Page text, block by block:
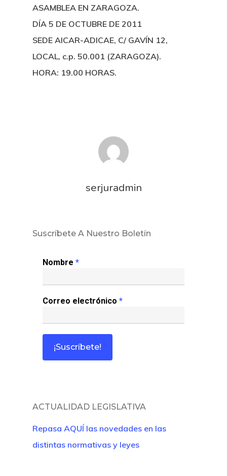
ASAMBLEA EN ZARAGOZA.
DÍA 5 DE OCTUBRE DE 2011
SEDE AICAR-ADICAE, C/ GAVÍN 12,
LOCAL, c.p. 50.001 (ZARAGOZA).
HORA: 19.00 HORAS.
serjuradmin
Suscríbete A Nuestro Boletín
Nombre *
Correo electrónico *
ACTUALIDAD LEGISLATIVA
Repasa AQUÍ las novedades en las
distintas normativas y leyes
Inicio
Noticias
Sentencias